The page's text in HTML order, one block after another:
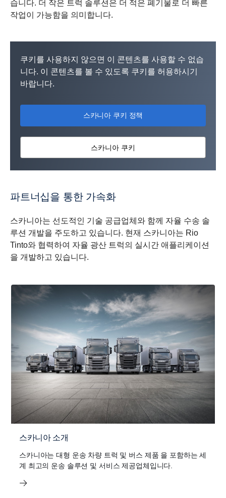
습니다. 더 작은 트럭 솔루션은 더 적은 폐기물로 더 빠른
작업이 가능함을 의미합니다.
쿠키를 사용하지 않으면 이 콘텐츠를 사용할 수 없습
니다. 이 콘텐츠를 볼 수 있도록 쿠키를 허용하시기
바랍니다.
스카니아 쿠키 정책
스카니아 쿠키
파트너십을 통한 가속화
스카니아는 선도적인 기술 공급업체와 함께 자율 수송 솔
루션 개발을 주도하고 있습니다. 현재 스카니아는 Rio
Tinto와 협력하여 자율 광산 트럭의 실시간 애플리케이션
을 개발하고 있습니다.
스카니아 소개
스카니아는 대형 운송 차량 트럭 및 버스 제품 을 포함하는 세
계 최고의 운송 솔루션 및 서비스 제공업체입니다.